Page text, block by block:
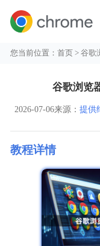
您当前位置：首页 > 谷歌
谷歌浏览
2026-07-06来源： 提供
教程详情